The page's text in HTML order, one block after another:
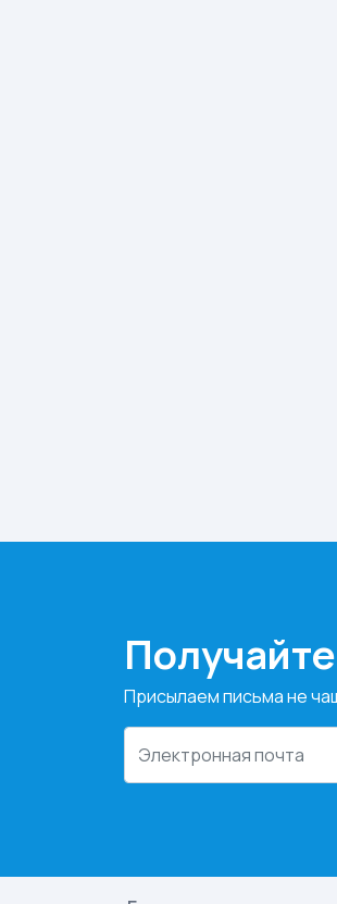
Присылаем письма не